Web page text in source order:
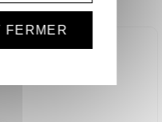
FERMER